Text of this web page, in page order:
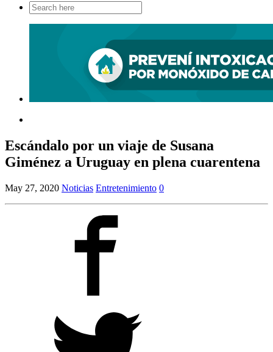
Search
for:
Escándalo por un viaje de Susana
Giménez a Uruguay en plena cuarentena
May 27, 2020 Noticias Entretenimiento 0